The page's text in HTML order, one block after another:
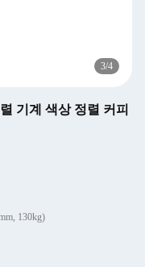
3/4
기계 색상 정렬 커피
130kg)